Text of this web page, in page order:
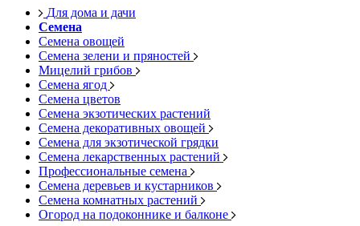
Для дома и дачи
Семена
Семена овощей
Семена зелени и пряностей
Мицелий грибов
Семена ягод
Семена цветов
Семена экзотических растений
Семена декоративных овощей
Семена для экзотической грядки
Семена лекарственных растений
Профессиональные семена
Семена деревьев и кустарников
Семена комнатных растений
Огород на подоконнике и балконе